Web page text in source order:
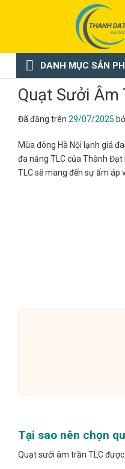
dung
DANH MỤC SẢN
Quạt Sưởi Âm
Đã đăng trên 29/07/2025
Mùa đông Hà Nội lạnh giá
đa năng TLC của Thành
TLC sẽ mang đến sự ấm áp
Tại sao nên chọn
Quạt sưởi âm trần TLC